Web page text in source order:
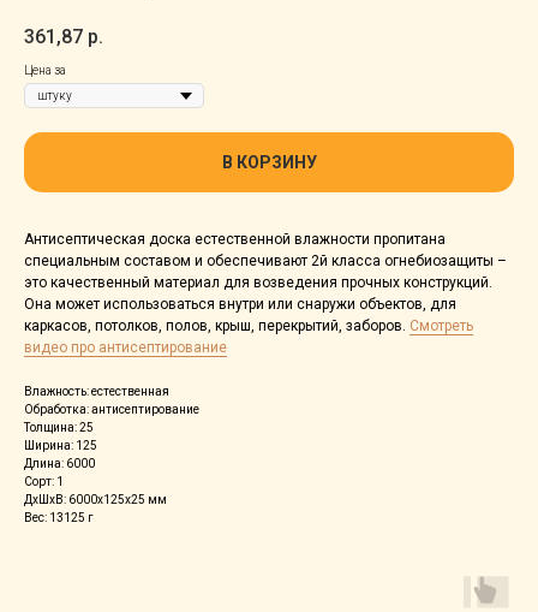
361,87 р.
Цена за
В КОРЗИНУ
Антисептическая доска естественной влажности пропитана
специальным составом и обеспечивают 2й класса огнебиозащиты –
это качественный материал для возведения прочных конструкций.
Она может использоваться внутри или снаружи объектов, для
каркасов, потолков, полов, крыш, перекрытий, заборов. Смотреть
видео про антисептирование
Влажность: естественная
Обработка: aнтиceптиpoвaние
Толщина: 25
Ширина: 125
Длина: 6000
Сорт: 1
ДxШxВ: 6000x125x25 мм
Вес: 13125 г